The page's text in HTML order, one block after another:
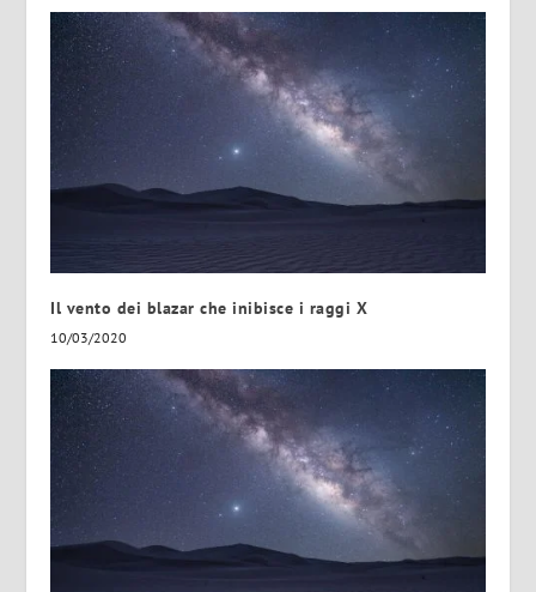
Il vento dei blazar che inibisce i raggi X
10/03/2020